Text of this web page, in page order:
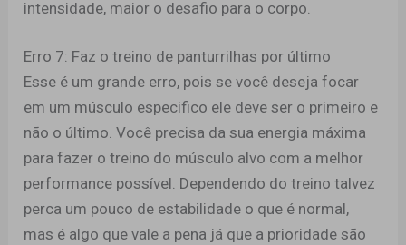
intensidade, maior o desafio para o corpo.
Erro 7: Faz o treino de panturrilhas por último
Esse é um grande erro, pois se você deseja focar
em um músculo especifico ele deve ser o primeiro e
não o último. Você precisa da sua energia máxima
para fazer o treino do músculo alvo com a melhor
performance possível. Dependendo do treino talvez
perca um pouco de estabilidade o que é normal,
mas é algo que vale a pena já que a prioridade são